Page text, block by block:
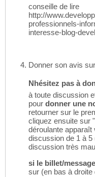
conseille de lire
http://
professionnels-
interesse-blog-
Donner son avis
Nhésitez pas à
à toute discussion
pour donner une
retourner sur le
cliquez ensuite sur
déroulante apparaît
discussion de 1 à 5
discussion très
si le billet/
sur (en bas à droite